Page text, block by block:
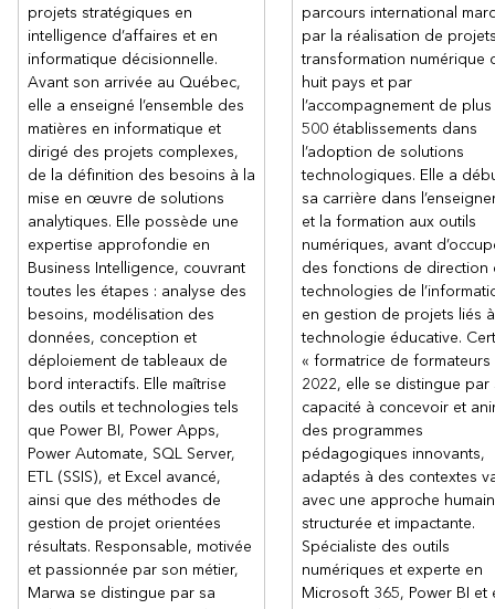
projets stratégiques en
intelligence d’affaires et en
informatique décisionnelle.
Avant son arrivée au Québec,
elle a enseigné l’ensemble des
matières en informatique et
dirigé des projets complexes,
de la définition des besoins à la
mise en œuvre de solutions
analytiques. Elle possède une
expertise approfondie en
Business Intelligence, couvrant
toutes les étapes : analyse des
besoins, modélisation des
données, conception et
déploiement de tableaux de
bord interactifs. Elle maîtrise
des outils et technologies tels
que Power BI, Power Apps,
Power Automate, SQL Server,
ETL (SSIS), et Excel avancé,
ainsi que des méthodes de
gestion de projet orientées
résultats. Responsable, motivée
et passionnée par son métier,
Marwa se distingue par sa
parcours international
par la réalisation de
transformation numérique
huit pays et par
l’accompagnement de
500 établissements dans
l’adoption de solutions
technologiques. Elle a
sa carrière dans
et la formation aux outils
numériques, avant
des fonctions de direction
technologies de
en gestion de projets liés
technologie éducative.
« formatrice de formateurs
2022, elle se distingue par
capacité à concevoir et
des programmes
pédagogiques innovants,
adaptés à des contextes
avec une approche
structurée et impactante.
Spécialiste des outils
numériques et experte en
Microsoft 365, Power BI et